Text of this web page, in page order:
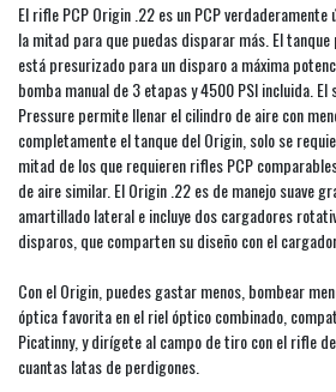
El rifle PCP Origin .22 es un PCP verdaderamente
la mitad para que puedas disparar más. El
está presurizado para un disparo a máxima
bomba manual de 3 etapas y 4500 PSI incluida.
Pressure permite llenar el cilindro de aire con
completamente el tanque del Origin, solo se
mitad de los que requieren rifles PCP
de aire similar. El Origin .22 es de manejo suave
amartillado lateral e incluye dos cargadores
disparos, que comparten su diseño con el
Con el Origin, puedes gastar menos, bombear
óptica favorita en el riel óptico combinado,
Picatinny, y dirígete al campo de tiro con el rifle
cuantas latas de perdigones.